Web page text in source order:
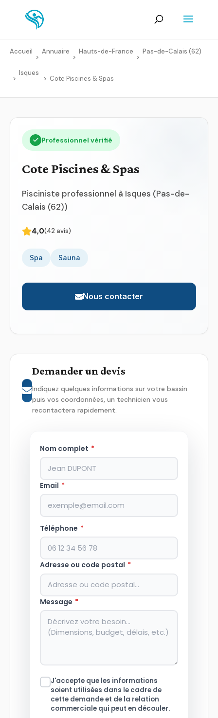
Accueil
>
Annuaire
>
Hauts-de-France
>
Pas-de-Calais (62)
>
Isques
> Cote Piscines & Spas
Professionnel vérifié
Cote Piscines & Spas
Pisciniste professionnel à Isques (Pas-de-
Calais (62))
4,0(42 avis)
Spa Sauna
Nous contacter
Demander un devis
Indiquez quelques informations sur votre bassin
puis vos coordonnées, un technicien vous
recontactera rapidement.
Nom complet *
Email *
Téléphone *
Adresse ou code postal *
Message *
J'accepte que les informations
soient utilisées dans le cadre de
cette demande et de la relation
commerciale qui peut en découler.